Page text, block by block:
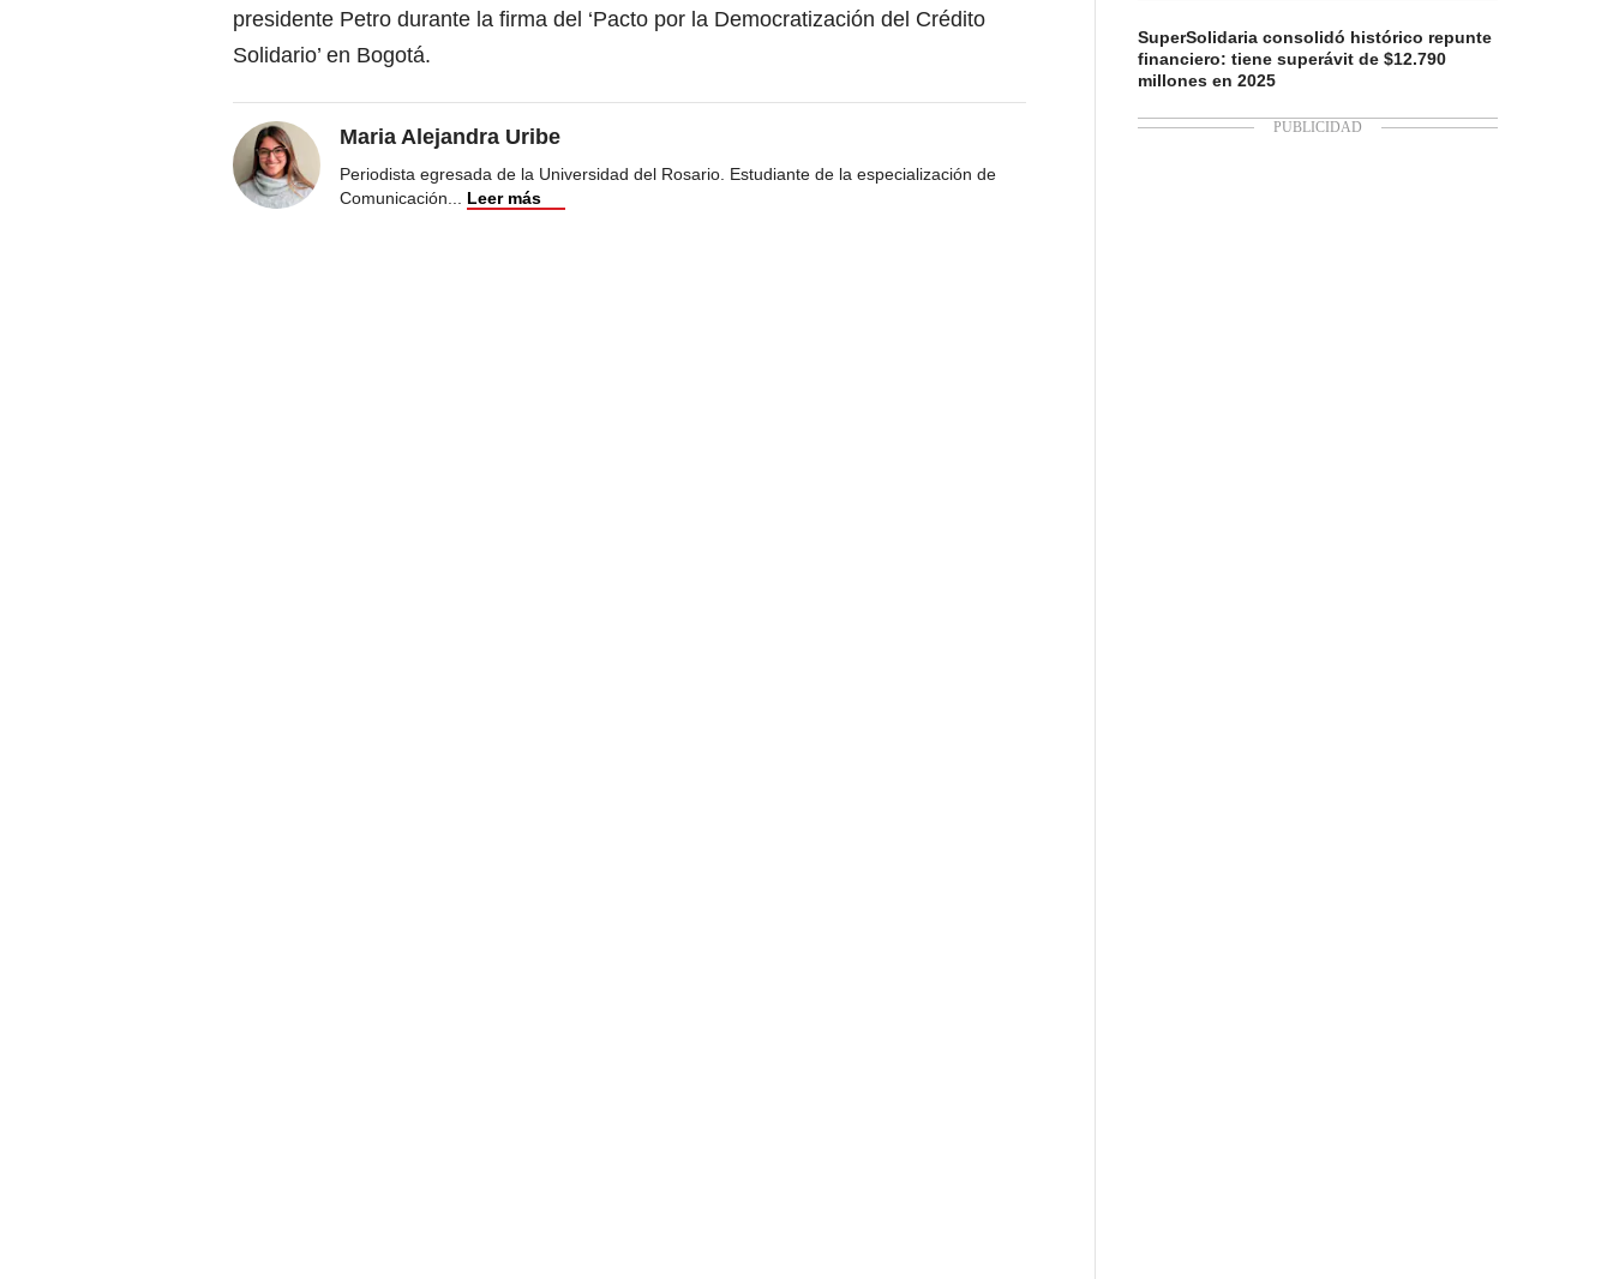
presidente Petro durante la firma del ‘Pacto por la Democratización del Crédito
Solidario’ en Bogotá.
Maria Alejandra Uribe
Periodista egresada de la Universidad del Rosario. Estudiante de la especialización de
Comunicación... Leer más
SuperSolidaria consolidó histórico repunte
financiero: tiene superávit de $12.790
millones en 2025